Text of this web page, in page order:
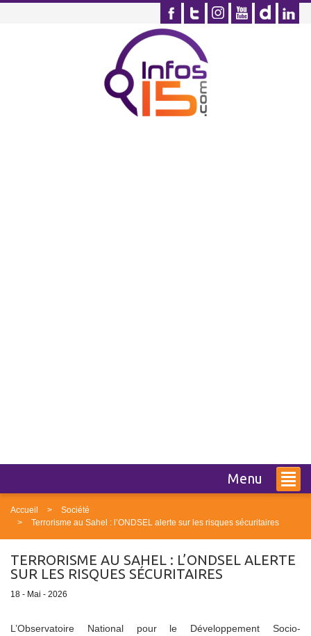
Menu
Accueil
Société
Terrorisme au Sahel : l’ONDSEL alerte sur les risques sécuritaires
TERRORISME AU SAHEL : L’ONDSEL ALERTE
SUR LES RISQUES SÉCURITAIRES
18 - Mai - 2026
L’Observatoire National pour le Développement Socio-